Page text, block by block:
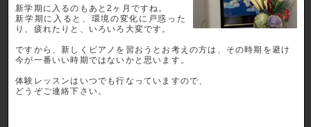
新学期に入るのもあと2ヶ月ですね。
新学期に入ると、環境の変化に戸惑った
り、疲れたりと、いろいろ大変です。
ですから、新しくピアノを習おうとお考えの方は、その時期を避け
今が一番いい時期ではないかと思います。
体験レッスンはいつでも行なっていますので、
どうぞご連絡下さい。